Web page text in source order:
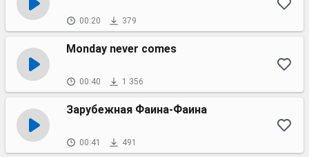
00:20 379
Monday never comes
00:40 1 356
Зарубежная Фаина-Фаина
00:41 491